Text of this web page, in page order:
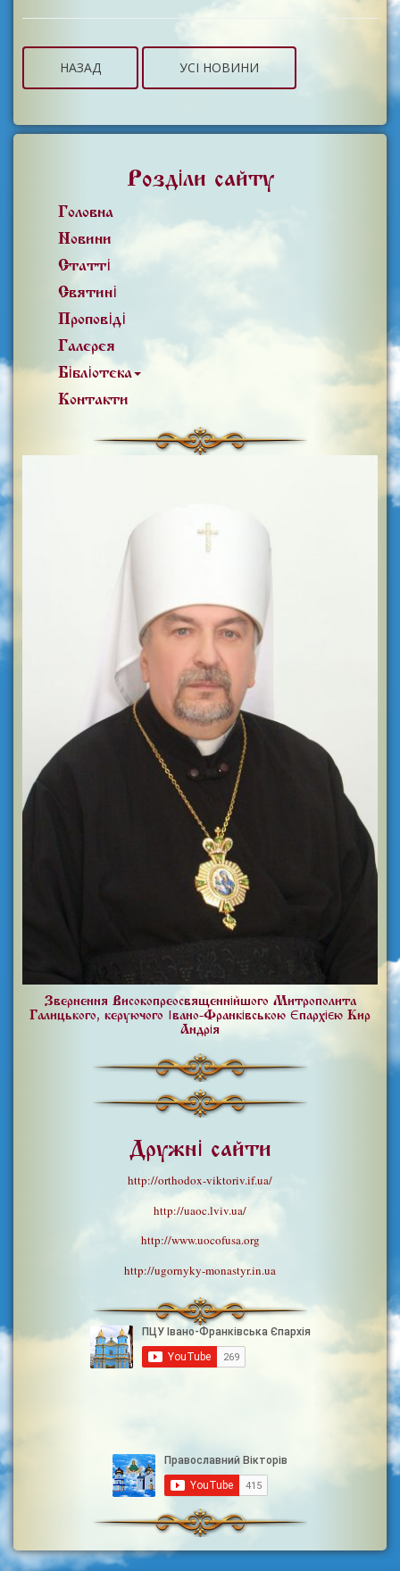
НАЗАД УСІ НОВИНИ
Розділи сайту
Головна
Новини
Статті
Святині
Проповіді
Галерея
Бібліотека
Контакти
Звернення Високопреосвященнійшого Митрополита
Галицького, керуючого Івано-Франківською Єпархією Кир
Андрія
Дружні сайти
http://orthodox-viktoriv.if.ua/
http://uaoc.lviv.ua/
http://www.uocofusa.org
http://ugornyky-monastyr.in.ua